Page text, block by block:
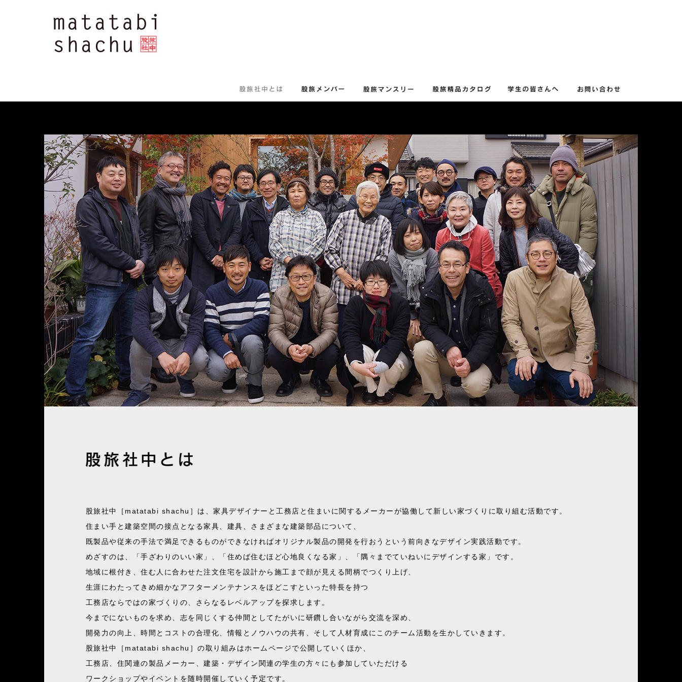
股旅社中［matatabi shachu］は、家具デザイナーと工務店と住まいに関するメーカーが協働して新しい家づくりに取り組む活動です。
住まい手と建築空間の接点となる家具、建具、さまざまな建築部品について、
既製品や従来の手法で満足できるものができなければオリジナル製品の開発を行おうという前向きなデザイン実践活動です。
めざすのは、「手ざわりのいい家」、「住めば住むほど心地良くなる家」、「隅々までていねいにデザインする家」です。
地域に根付き、住む人に合わせた注文住宅を設計から施工まで顔が見える間柄でつくり上げ、
生涯にわたってきめ細かなアフターメンテナンスをほどこすといった特長を持つ
工務店ならではの家づくりの、さらなるレベルアップを探求します。
今までにないものを求め、志を同じくする仲間としてたがいに研鑽し合いながら交流を深め、
開発力の向上、時間とコストの合理化、情報とノウハウの共有、そして人材育成にこのチーム活動を生かしていきます。
股旅社中［matatabi shachu］の取り組みはホームページで公開していくほか、
工務店、住関連の製品メーカー、建築・デザイン関連の学生の方々にも参加していただける
ワークショップやイベントを随時開催していく予定です。